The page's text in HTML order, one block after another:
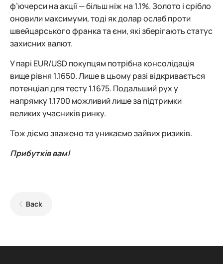
ф’ючерси на акції — більш ніж на 1.1%. Золото і срібло
оновили максимуми, тоді як долар ослаб проти
швейцарського франка та єни, які зберігають статус
захисних валют.
У парі EUR/USD покупцям потрібна консолідація
вище рівня 1.1650. Лише в цьому разі відкривається
потенціал для тесту 1.1675. Подальший рух у
напрямку 1.1700 можливий лише за підтримки
великих учасників ринку.
Тож діємо зважено та уникаємо зайвих ризиків.
Прибутків вам!
Back